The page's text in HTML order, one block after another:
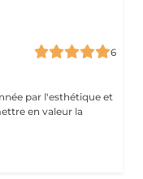
6
en valeur la